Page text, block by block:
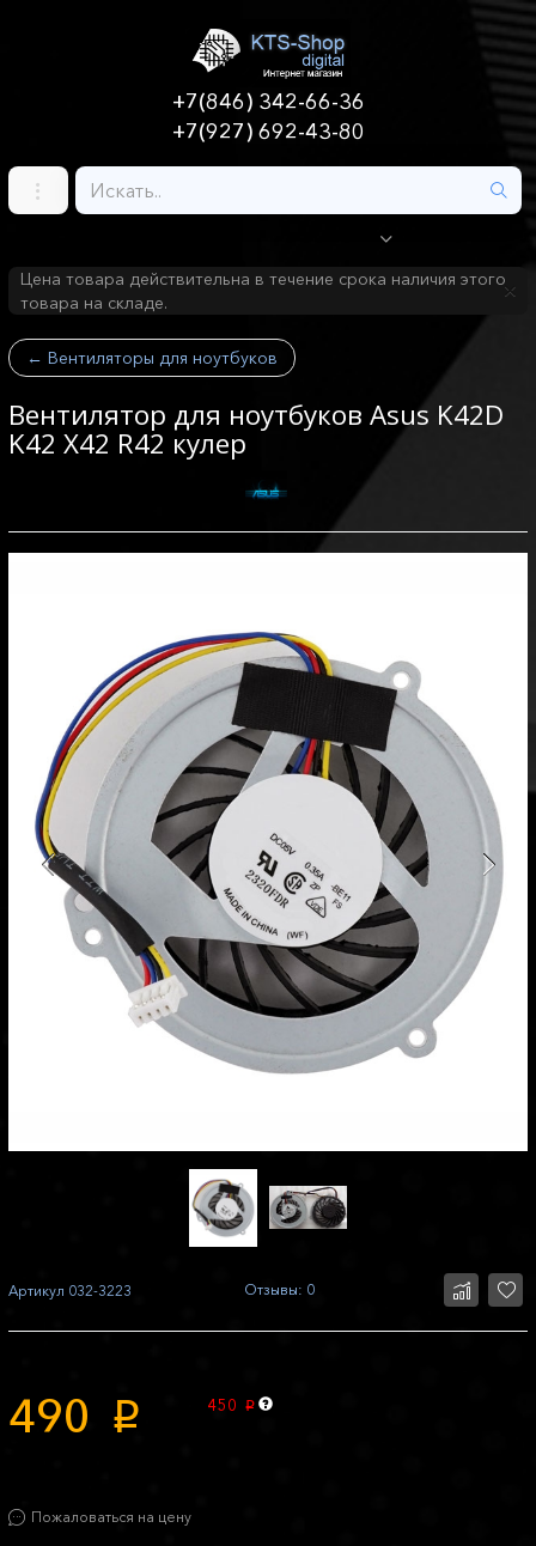
+7(846) 342-66-36
+7(927) 692-43-80
Цена товара действительна в течение срока наличия этого
товара на складе.
← Вентиляторы для ноутбуков
Вентилятор для ноутбуков Asus K42D
K42 X42 R42 кулер
Артикул 032-3223 Отзывы: 0
490 p 450 p
Пожаловаться на цену